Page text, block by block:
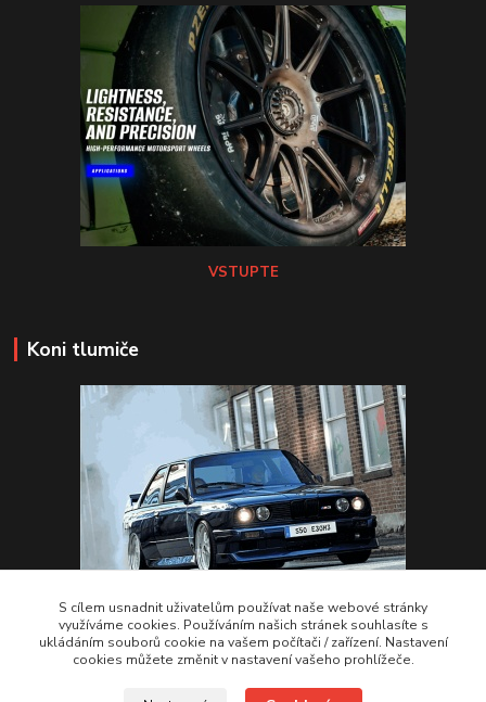
VSTUPTE
Koni tlumiče
VSTUPTE Koni tlumiče
S cílem usnadnit uživatelům používat naše webové stránky
využíváme cookies. Používáním našich stránek souhlasíte s
ukládáním souborů cookie na vašem počítači / zařízení. Nastavení
cookies můžete změnit v nastavení vašeho prohlížeče.